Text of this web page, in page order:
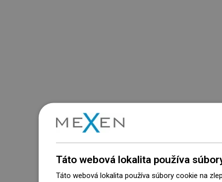
Táto webová lokalita používa
Táto webová lokalita používa súbory cookie na